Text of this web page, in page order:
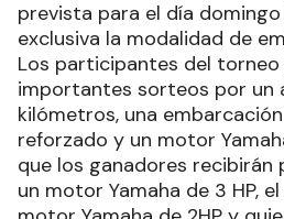
prevista para el día
exclusiva la modalidad de
Los participantes del
importantes sorteos por un
kilómetros, una
reforzado y un motor
que los ganadores
un motor Yamaha de 3 HP,